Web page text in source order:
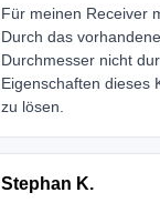
Für meinen Receiver
Durch das
Durchmesser nicht
Eigenschaften dieses
zu lösen.
Stephan K.